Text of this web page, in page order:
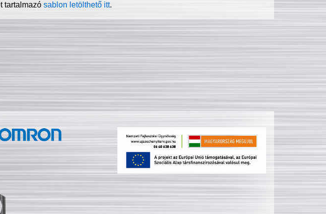
tartalmazósablon letölthető itt.